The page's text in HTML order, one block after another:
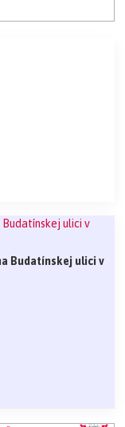
Budatínskej ulici v